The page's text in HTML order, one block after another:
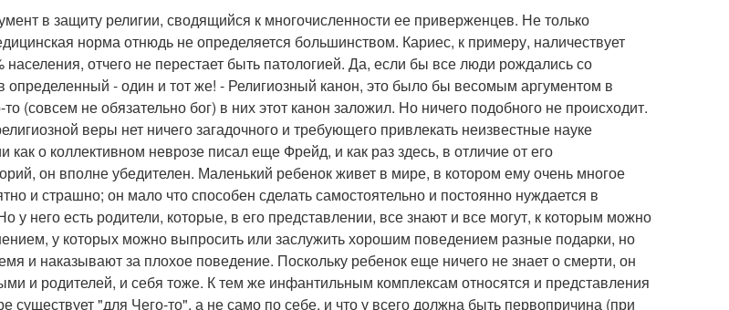
в защиту религии, сводящийся к многочисленности ее приверженцев. Не только
норма отнюдь не определяется большинством. Кариес, к примеру, наличествует
населения, отчего не перестает быть патологией. Да, если бы все люди рождались со
определенный - один и тот же! - Религиозный канон, это было бы весомым аргументом в
то (совсем не обязательно бог) в них этот канон заложил. Но ничего подобного не происходит.
веры нет ничего загадочного и требующего привлекать неизвестные науке
как о коллективном неврозе писал еще Фрейд, и как раз здесь, в отличие от его
он вполне убедителен. Маленький ребенок живет в мире, в котором ему очень многое
и страшно; он мало что способен сделать самостоятельно и постоянно нуждается в
у него есть родители, которые, в его представлении, все знают и все могут, к которым можно
у которых можно выпросить или заслужить хорошим поведением разные подарки, но
и наказывают за плохое поведение. Поскольку ребенок еще ничего не знает о смерти, он
и родителей, и себя тоже. К тем же инфантильным комплексам относятся и представления
существует "для Чего-то", а не само по себе, и что у всего должна быть первопричина (при